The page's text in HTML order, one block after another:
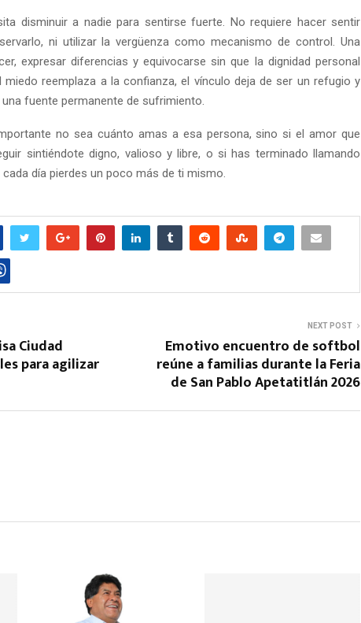
disminuir a nadie para sentirse fuerte. No requiere hacer sentir
ni utilizar la vergüenza como mecanismo de control. Una
expresar diferencias y equivocarse sin que la dignidad personal
miedo reemplaza a la confianza, el vínculo deja de ser un refugio y
fuente permanente de sufrimiento.
no sea cuánto amas a esa persona, sino si el amor que
sintiéndote digno, valioso y libre, o si has terminado llamando
día pierdes un poco más de ti mismo.
Ciudad
para agilizar
NEXT POST
Emotivo encuentro de softbol
reúne a familias durante la Feria
de San Pablo Apetatitlán 2026